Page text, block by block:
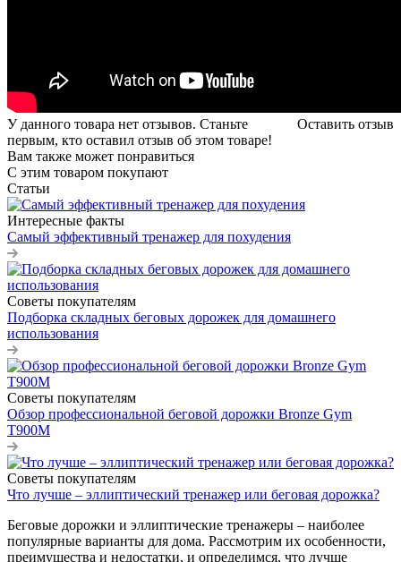
Оставить отзыв
У данного товара нет отзывов. Станьте
первым, кто оставил отзыв об этом товаре!
Вам также может понравиться
С этим товаром покупают
Статьи
Интересные факты
Самый эффективный тренажер для похудения
Советы покупателям
Подборка складных беговых дорожек для домашнего
использования
Советы покупателям
Обзор профессиональной беговой дорожки Bronze Gym
T900M
Советы покупателям
Что лучше – эллиптический тренажер или беговая дорожка?
Беговые дорожки и эллиптические тренажеры – наиболее
популярные варианты для дома. Рассмотрим их особенности,
преимущества и недостатки, и определимся, что лучше